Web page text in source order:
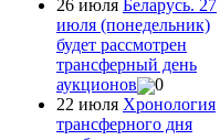
26 июля Беларусь. 27
июля (понедельник)
будет рассмотрен
трансферный день
аукционов
0
22 июля Хронология
трансферного дня